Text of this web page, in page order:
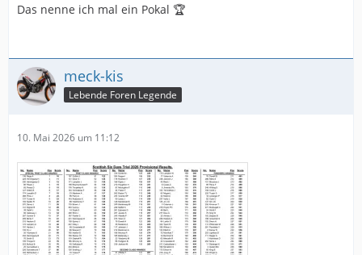
Das nenne ich mal ein Pokal 🏆
meck-kis
Lebende Foren Legende
10. Mai 2026 um 11:12